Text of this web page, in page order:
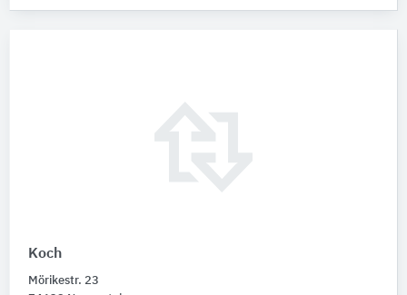
Koch
Mörikestr. 23